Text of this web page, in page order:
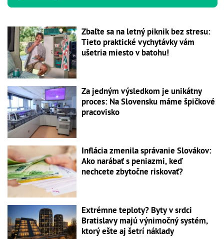
Zbaľte sa na letný piknik bez stresu:
Tieto praktické vychytávky vám
ušetria miesto v batohu!
Za jedným výsledkom je unikátny
proces: Na Slovensku máme špičkové
pracovisko
Inflácia zmenila správanie Slovákov:
Ako narábať s peniazmi, keď
nechcete zbytočne riskovať?
Extrémne teploty? Byty v srdci
Bratislavy majú výnimočný systém,
ktorý ešte aj šetrí náklady